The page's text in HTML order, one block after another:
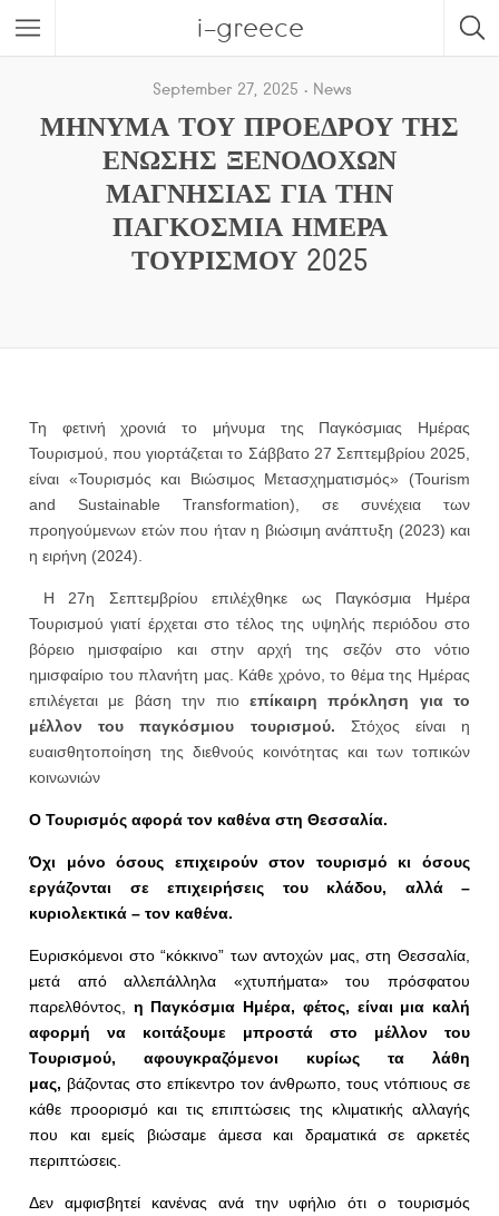
i-greece
September 27, 2025 News
ΜΗΝΥΜΑ ΤΟΥ ΠΡΟΕΔΡΟΥ ΤΗΣ
ΕΝΩΣΗΣ ΞΕΝΟΔΟΧΩΝ
ΜΑΓΝΗΣΙΑΣ ΓΙΑ ΤΗΝ
ΠΑΓΚΟΣΜΙΑ ΗΜΕΡΑ
ΤΟΥΡΙΣΜΟΥ 2025
Τη φετινή χρονιά το μήνυμα της Παγκόσμιας Ημέρας
Τουρισμού, που γιορτάζεται το Σάββατο 27 Σεπτεμβρίου 2025,
είναι «Τουρισμός και Βιώσιμος Μετασχηματισμός» (Tourism
and Sustainable Transformation), σε συνέχεια των
προηγούμενων ετών που ήταν η βιώσιμη ανάπτυξη (2023) και
η ειρήνη (2024).
Η 27η Σεπτεμβρίου επιλέχθηκε ως Παγκόσμια Ημέρα
Τουρισμού γιατί έρχεται στο τέλος της υψηλής περιόδου στο
βόρειο ημισφαίριο και στην αρχή της σεζόν στο νότιο
ημισφαίριο του πλανήτη μας. Κάθε χρόνο, το θέμα της Ημέρας
επιλέγεται με βάση την πιο επίκαιρη πρόκληση για το
μέλλον του παγκόσμιου τουρισμού. Στόχος είναι η
ευαισθητοποίηση της διεθνούς κοινότητας και των τοπικών
κοινωνιών
Ο Τουρισμός αφορά τον καθένα στη Θεσσαλία.
Όχι μόνο όσους επιχειρούν στον τουρισμό κι όσους
εργάζονται σε επιχειρήσεις του κλάδου, αλλά –
κυριολεκτικά – τον καθένα.
Ευρισκόμενοι στο “κόκκινο” των αντοχών μας, στη Θεσσαλία,
μετά από αλλεπάλληλα «χτυπήματα» του πρόσφατου
παρελθόντος, η Παγκόσμια Ημέρα, φέτος, είναι μια καλή
αφορμή να κοιτάξουμε μπροστά στο μέλλον του
Τουρισμού, αφουγκραζόμενοι κυρίως τα λάθη
μας, βάζοντας στο επίκεντρο τον άνθρωπο, τους ντόπιους σε
κάθε προορισμό και τις επιπτώσεις της κλιματικής αλλαγής
που και εμείς βιώσαμε άμεσα και δραματικά σε αρκετές
περιπτώσεις.
Δεν αμφισβητεί κανένας ανά την υφήλιο ότι ο τουρισμός